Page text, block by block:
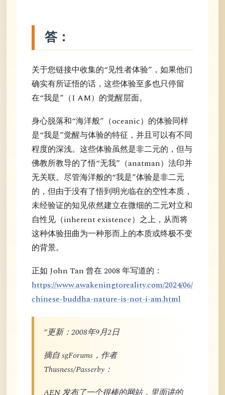
答：
关于您链接中收集的“见性者体验”，如果他们
确实有所证悟的话，这些体验至多也只停留
在“我是”（I AM）的觉醒层面。
身心脱落和“海洋般”（oceanic）的体验同样
是“我是”觉醒与体验的特征，并且可以有不同
程度的深浅。这些体验虽然是非二元的，但与
佛教所教导的了悟“无我”（anatman）法印并
无关联。尽管海洋般的“我是”体验是非二元
的，但由于没有了悟到明光临在的空性本质，
未经验证的知见依然建立在微细的二元对立和
自性见（inherent existence）之上，从而将
这种体验扭曲为一种形而上的本质或终极不变
的背景。
正如 John Tan 曾在 2008 年写道的：
https://www.awakeningtoreality.com/2024/06/
chinese-buddha-nature-is-not-i-am.html
“更新：2008年9月2日
摘自 sgForums，作者
Thusness/Passerby：
AEN 发布了一个很棒的网站，里面讲的